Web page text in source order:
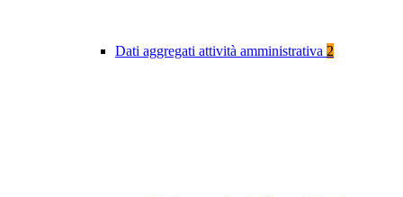
Dati aggregati attività amministrativa 2